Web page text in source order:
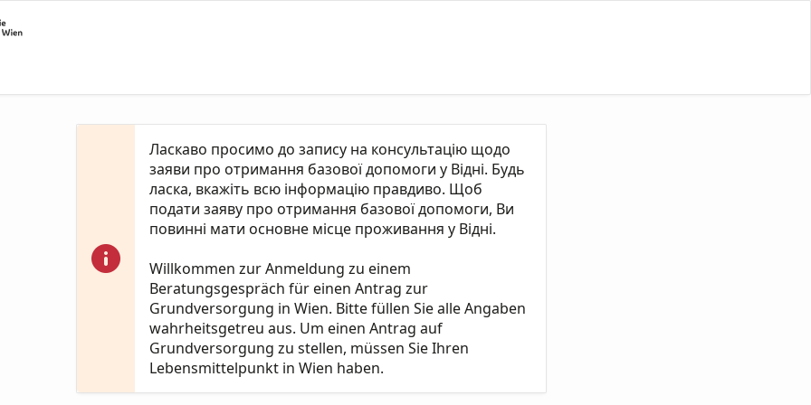
Ласкаво просимо до запису на консультацію щодо
заяви про отримання базової допомоги у Відні. Будь
ласка, вкажіть всю інформацію правдиво. Щоб
подати заяву про отримання базової допомоги, Ви
повинні мати основне місце проживання у Відні.
Willkommen zur Anmeldung zu einem
Beratungsgespräch für einen Antrag zur
Grundversorgung in Wien. Bitte füllen Sie alle Angaben
wahrheitsgetreu aus. Um einen Antrag auf
Grundversorgung zu stellen, müssen Sie Ihren
Lebensmittelpunkt in Wien haben.